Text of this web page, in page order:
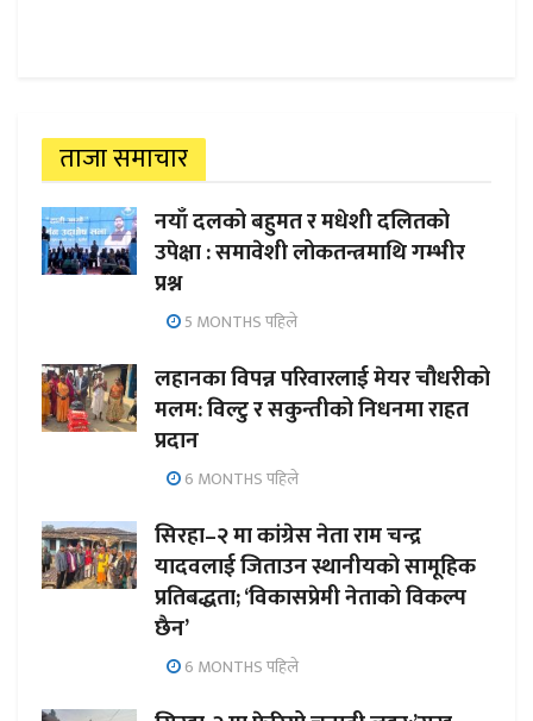
ताजा समाचार
नयाँ दलको बहुमत र मधेशी दलितको
उपेक्षा : समावेशी लोकतन्त्रमाथि गम्भीर
प्रश्न
5 MONTHS पहिले
लहानका विपन्न परिवारलाई मेयर चौधरीको
मलम: विल्टु र सकुन्तीको निधनमा राहत
प्रदान
6 MONTHS पहिले
सिरहा–२ मा कांग्रेस नेता राम चन्द्र
यादवलाई जिताउन स्थानीयको सामूहिक
प्रतिबद्धता; ‘विकासप्रेमी नेताको विकल्प
छैन’
6 MONTHS पहिले